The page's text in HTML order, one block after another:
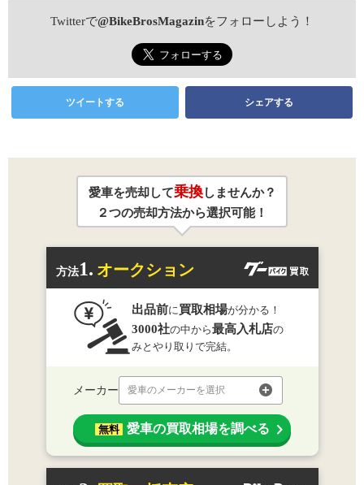
Twitterで@BikeBrosMagazinをフォローしよう！
ツイートする シェアする
愛車を売却して乗換しませんか？
２つの売却方法から選択可能！
方法1. オークション
出品前に買取相場が分かる！
3000社の中から最高入札店の
みとやり取りで完結。
メーカー 愛車のメーカーを選択
無料 愛車の買取相場を調べる